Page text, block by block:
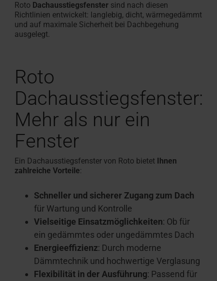
Roto Dachausstiegsfenster sind nach diesen
Richtlinien entwickelt: langlebig, dicht, wärmegedämmt
und auf maximale Sicherheit bei Dachbegehung
ausgelegt.
Roto
Dachausstiegsfenster:
Mehr als nur ein
Fenster
Ein Dachausstiegsfenster von Roto bietet
Ihnen
zahlreiche Vorteile:
Schneller und sicherer Zugang zum Dach
für Wartung und Kontrolle
Vielseitige Einsatzmöglichkeiten: Ob für
ein gedämmtes oder ungedämmtes Dach
Energieeffizienz: Durch moderne
Dämmtechnik und hochwertige Verglasung
Flexibilität in der Ausführung: Passend für